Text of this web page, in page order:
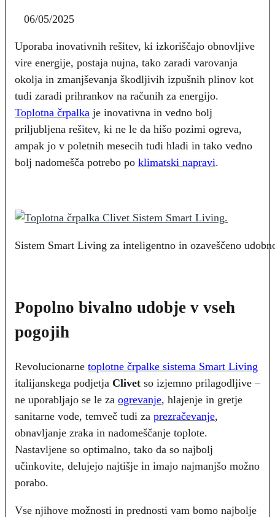
06/05/2025
Uporaba inovativnih rešitev, ki izkoriščajo obnovljive
vire energije, postaja nujna, tako zaradi varovanja
okolja in zmanjševanja škodljivih izpušnih plinov kot
tudi zaradi prihrankov na računih za energijo.
Toplotna črpalka je inovativna in vedno bolj
priljubljena rešitev, ki ne le da hišo pozimi ogreva,
ampak jo v poletnih mesecih tudi hladi in tako vedno
bolj nadomešča potrebo po klimatski napravi.
Sistem Smart Living za inteligentno in ozaveščeno
Popolno bivalno udobje v vseh
pogojih
Revolucionarne toplotne črpalke sistema Smart Living
italijanskega podjetja Clivet so izjemno prilagodljive –
ne uporabljajo se le za ogrevanje, hlajenje in gretje
sanitarne vode, temveč tudi za prezračevanje,
obnavljanje zraka in nadomeščanje toplote.
Nastavljene so optimalno, tako da so najbolj
učinkovite, delujejo najtišje in imajo najmanjšo možno
porabo.
Vse njihove možnosti in prednosti vam bomo najbolje